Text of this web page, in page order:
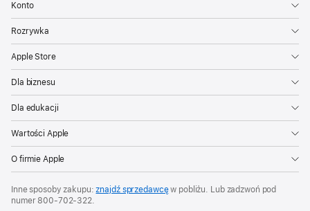
Konto
Rozrywka
Apple Store
Dla biznesu
Dla edukacji
Wartości Apple
O firmie Apple
Inne sposoby zakupu:znajdź sprzedawcęw pobliżu. Lub zadzwoń pod
numer800‑702‑322.